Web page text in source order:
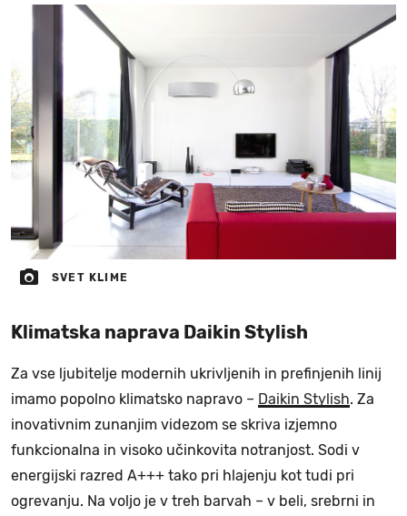
SVET KLIME
Klimatska naprava Daikin Stylish
Za vse ljubitelje modernih ukrivljenih in prefinjenih linij
imamo popolno klimatsko napravo – Daikin Stylish. Za
inovativnim zunanjim videzom se skriva izjemno
funkcionalna in visoko učinkovita notranjost. Sodi v
energijski razred A+++ tako pri hlajenju kot tudi pri
ogrevanju. Na voljo je v treh barvah – v beli, srebrni in